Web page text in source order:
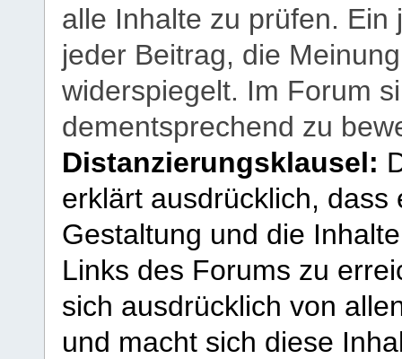
alle Inhalte zu prüfen.
jeder Beitrag, die
widerspiegelt. Im Forum
dementsprechend zu
Distanzierungsklausel:
erklärt ausdrücklich,
Gestaltung und die
Links des Forums zu
sich ausdrücklich von
und macht sich diese